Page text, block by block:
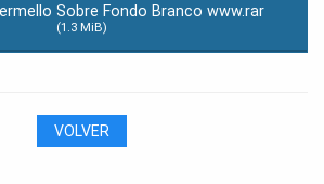
Sobre Fondo Branco www.rar
(1.3 MiB)
VOLVER